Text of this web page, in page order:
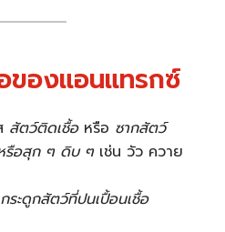
ของแอนแทรกซ์
สัตว์ติดเชื้อหรือ ซากสัตว์
รือสุก ๆ ดิบ ๆเช่น วัว ควาย
ะดูกสัตว์ที่ปนเปื้อนเชื้อ